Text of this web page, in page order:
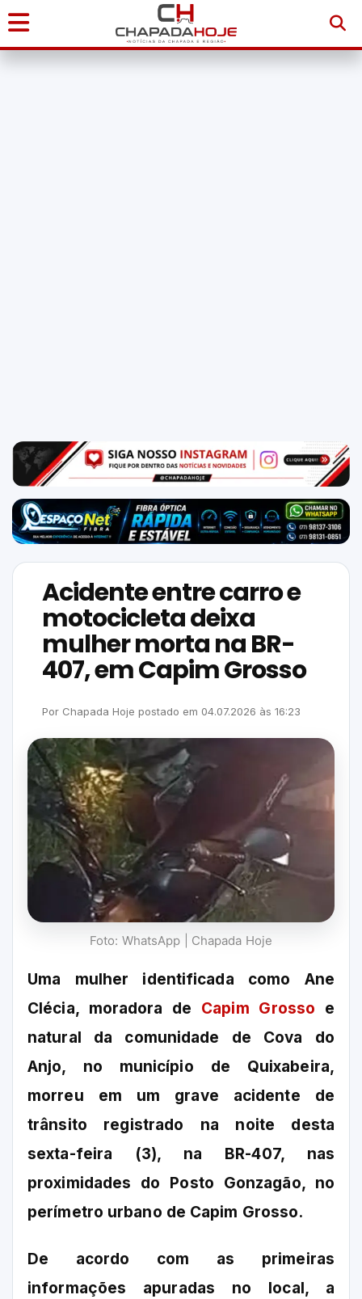
Início
NAS
NOSSAS
REDES
Acidente entre carro e
motocicleta deixa
mulher morta na BR-
407, em Capim Grosso
Por Chapada Hoje postado em 04.07.2026 às 16:23
Foto: WhatsApp | Chapada Hoje
Uma mulher identificada como Ane
Clécia, moradora de Capim Grosso e
natural da comunidade de Cova do
Anjo, no município de Quixabeira,
morreu em um grave acidente de
trânsito registrado na noite desta
sexta-feira (3), na BR-407, nas
proximidades do Posto Gonzagão, no
perímetro urbano de Capim Grosso.
De acordo com as primeiras
informações apuradas no local, a